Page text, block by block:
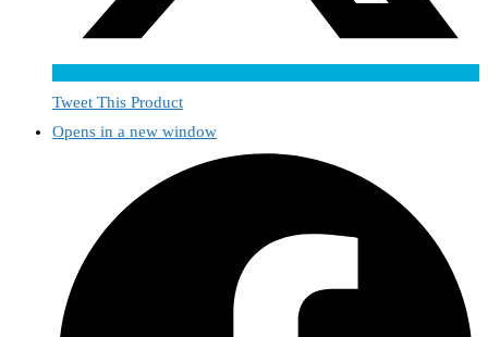
Tweet This Product
Opens in a new window